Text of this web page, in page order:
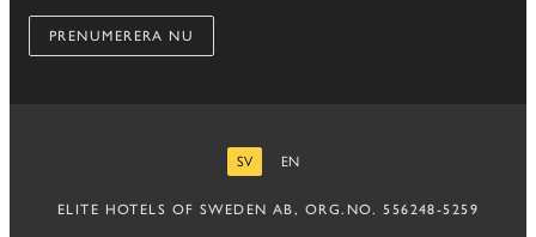
PRENUMERERA NU
SV
EN
ELITE HOTELS OF SWEDEN AB, ORG.NO. 556248-5259